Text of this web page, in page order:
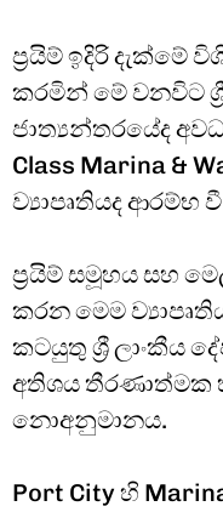
ප්‍රයිම් ඉදිරි
කරමින් මේ වනවිට
ජාත්‍යන්තරයේද
Class Marina &
ව්‍යාපෘතියද ආරම්භ
ප්‍රයිම් සමූහය සහ
කරන මෙම
කටයුතු ශ්‍රී ලාංකීය
අතිශය තීරණාත්මක
නොඅනුමානය.
​Port City හි